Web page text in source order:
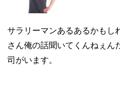
サラリーマンあるあるかもし
さん俺の話聞いてくんねぇん
司がいます。